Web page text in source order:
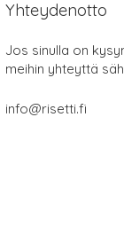
Yhteydenotto
Jos sinulla on
meihin yhteyttä
info@risetti.fi